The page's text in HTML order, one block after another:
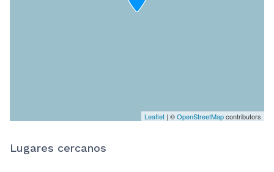
Leaflet | ©OpenStreetMapcontributors
Lugares cercanos